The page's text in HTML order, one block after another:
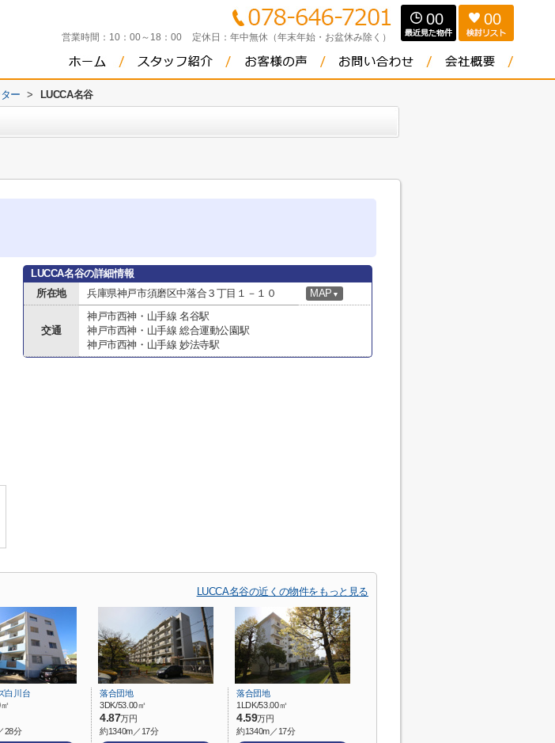
営業時間： 10：00～18：00 定休日： 年中無休（年末年始・お盆休み除く）
00 00
ー > LUCCA名谷
LUCCA名谷の詳細情報
所在地
兵庫県神戸市須磨区中落合３丁目１－１０ MAP ▼
交通
神戸市西神・山手線 名谷駅
神戸市西神・山手線 総合運動公園駅
神戸市西神・山手線 妙法寺駅
LUCCA名谷の近くの物件をもっと見る
白川台
28分
落合団地
3DK/53.00㎡
4.87万円
約1340m／17分
落合団地
1LDK/53.00㎡
4.59万円
約1340m／17分